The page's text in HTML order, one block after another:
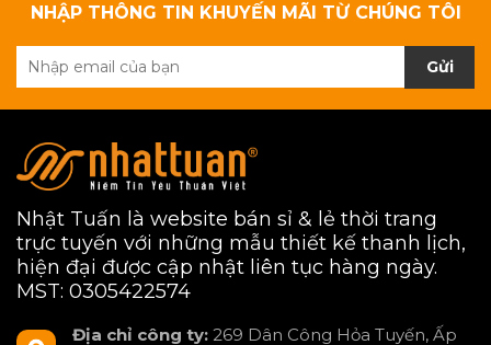
NHẬP THÔNG TIN KHUYẾN MÃI TỪ CHÚNG TÔI
Gửi
Nhật Tuấn là website bán sỉ & lẻ thời trang
trực tuyến với những mẫu thiết kế thanh lịch,
hiện đại được cập nhật liên tục hàng ngày.
MST: 0305422574
Địa chỉ công ty: 269 Dân Công Hỏa Tuyến, Ấp